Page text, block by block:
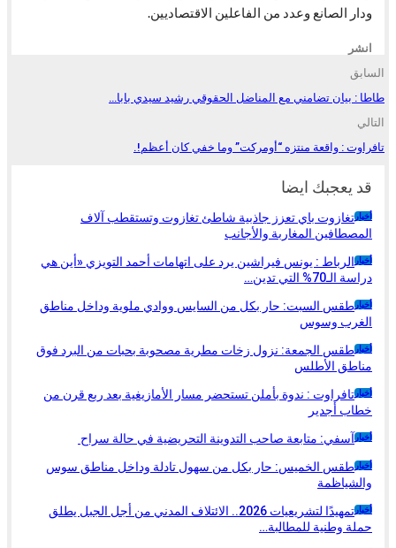
ودار الصانع وعدد من الفاعلين الاقتصاديين.
انشر
السابق
طاطا : بيان تضامني مع المناضل الحقوقي رشيد سيدي بابا…
التالي
تافراوت : واقعة منتزه “أومركت” وما خفي كان أعظم!.
قد يعجبك ايضا
أخبارتغازوت باي تعزز جاذبية شاطئ تغازوت وتستقطب آلاف
المصطافين المغاربة والأجانب
أخبارالرباط : يونس فيراشين يرد على اتهامات أحمد التويزي «أين هي
دراسة الـ70% التي تدين…
أخبارطقس السبت: حار بكل من السايس ووادي ملوية وداخل مناطق
الغرب وسوس
أخبارطقس الجمعة: نزول زخات مطرية مصحوبة بحبات من البرد فوق
مناطق الأطلس
أخبارتافراوت : ندوة بأملن تستحضر مسار الأمازيغية بعد ربع قرن من
خطاب أجدير
أخبارآسفي: متابعة صاحب التدوينة التحريضية في حالة سراح
أخبارطقس الخميس: ﺣﺎﺭ بكل من سهول تادلة وداخل مناطق سوس
والشياظمة
أخبار
تمهيدًا لتشريعيات 2026.. الائتلاف المدني من أجل الجبل يطلق
حملة وطنية للمطالبة…